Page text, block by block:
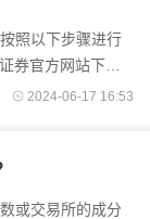
照以下步骤进行
券官方网站下载
），并进行安装。
2024-06-17 16:53
或交易所的成分